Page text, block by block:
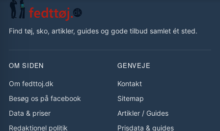
Find tøj, sko, artikler, guides og gode tilbud samlet ét sted.
OM SIDEN
Om fedttoj.dk
Besøg os på facebook
Data & priser
Redaktionel politik
GENVEJE
Kontakt
Sitemap
Artikler / Guides
Prisdata & guides